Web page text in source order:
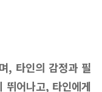
, 타인의 감정과 필
뛰어나고, 타인에게